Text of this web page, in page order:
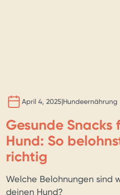
April 4, 2025|Hundeernährung
Gesunde Snacks
Hund: So
richtig
Welche Belohnungen sind
deinen Hund?